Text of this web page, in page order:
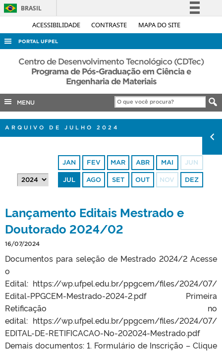
ACESSIBILIDADE CONTRASTE MAPA DO SITE
BRASIL
Simplifique!
Acesso à informação
Legislação
Canais
PORTAL UFPEL
ACESSO À INFORMAÇÃO
AUDITORIA
EDITAIS
PORTARIAS
Centro de Desenvolvimento Tecnológico (CDTec)
Programa de Pós-Graduação em Ciência e
Engenharia de Materiais
MENU
ARQUIVO DE JULHO 2024
JAN FEV MAR ABR MAI JUN
JUL AGO SET OUT NOV DEZ
Lançamento Editais Mestrado e
Doutorado 2024/02
16/07/2024
Documentos para seleção de Mestrado 2024/2 Acesse
o
Edital: https://wp.ufpel.edu.br/ppgcem/files/2024/07/
Edital-PPGCEM-Mestrado-2024-2.pdf Primeira
Retificação no
edital: https://wp.ufpel.edu.br/ppgcem/files/2024/07/
EDITAL-DE-RETIFICACAO-No-202024-Mestrado.pdf
Demais documentos: 1. Formulário de Inscrição – Clique